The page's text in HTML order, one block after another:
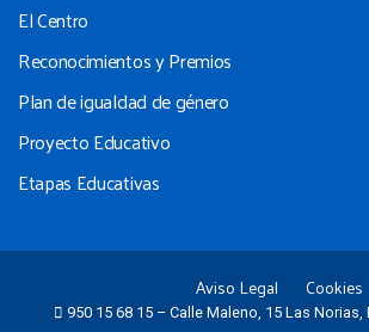
El Centro
Reconocimientos y Premios
Plan de igualdad de género
Proyecto Educativo
Etapas Educativas
Aviso Legal Cookies
950 15 68 15 – Calle Maleno, 15 Las Norias,